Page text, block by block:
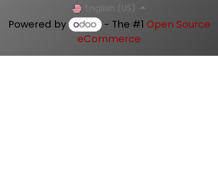
English (US)
Powered by - The #1 Open Source
eCommerce